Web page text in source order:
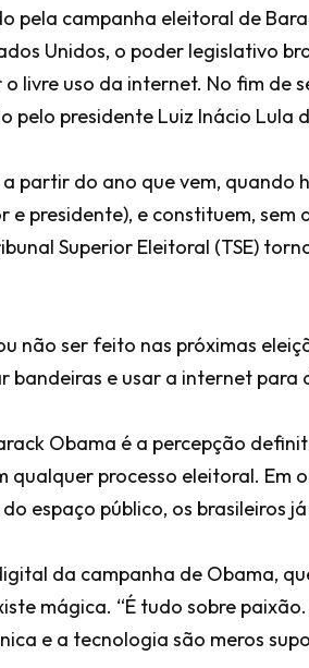
pela campanha eleitoral de
Unidos, o poder legislativo
livre uso da internet. No fim de
pelo presidente Luiz Inácio Lula
partir do ano que vem, quando
presidente), e constituem, sem
Superior Eleitoral (TSE)
não ser feito nas próximas
e usar a internet para
Obama é a percepção
processo eleitoral. Em
espaço público, os brasileiros
da campanha de Obama,
mágica. “É tudo sobre
e a tecnologia são meros